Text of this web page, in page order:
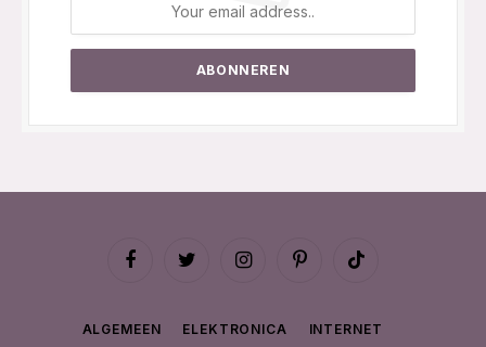
FacebookTwitter InstagramPinterestTikTok
ALGEMEEN ELEKTRONICA INTERNET